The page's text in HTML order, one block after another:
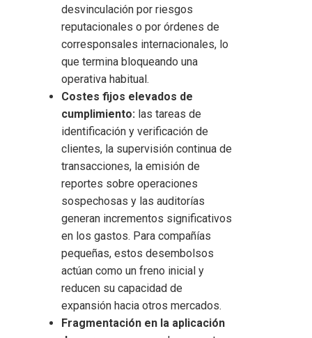
desvinculación por riesgos
reputacionales o por órdenes de
corresponsales internacionales, lo
que termina bloqueando una
operativa habitual.
Costes fijos elevados de
cumplimiento: las tareas de
identificación y verificación de
clientes, la supervisión continua de
transacciones, la emisión de
reportes sobre operaciones
sospechosas y las auditorías
generan incrementos significativos
en los gastos. Para compañías
pequeñas, estos desembolsos
actúan como un freno inicial y
reducen su capacidad de
expansión hacia otros mercados.
Fragmentación en la aplicación